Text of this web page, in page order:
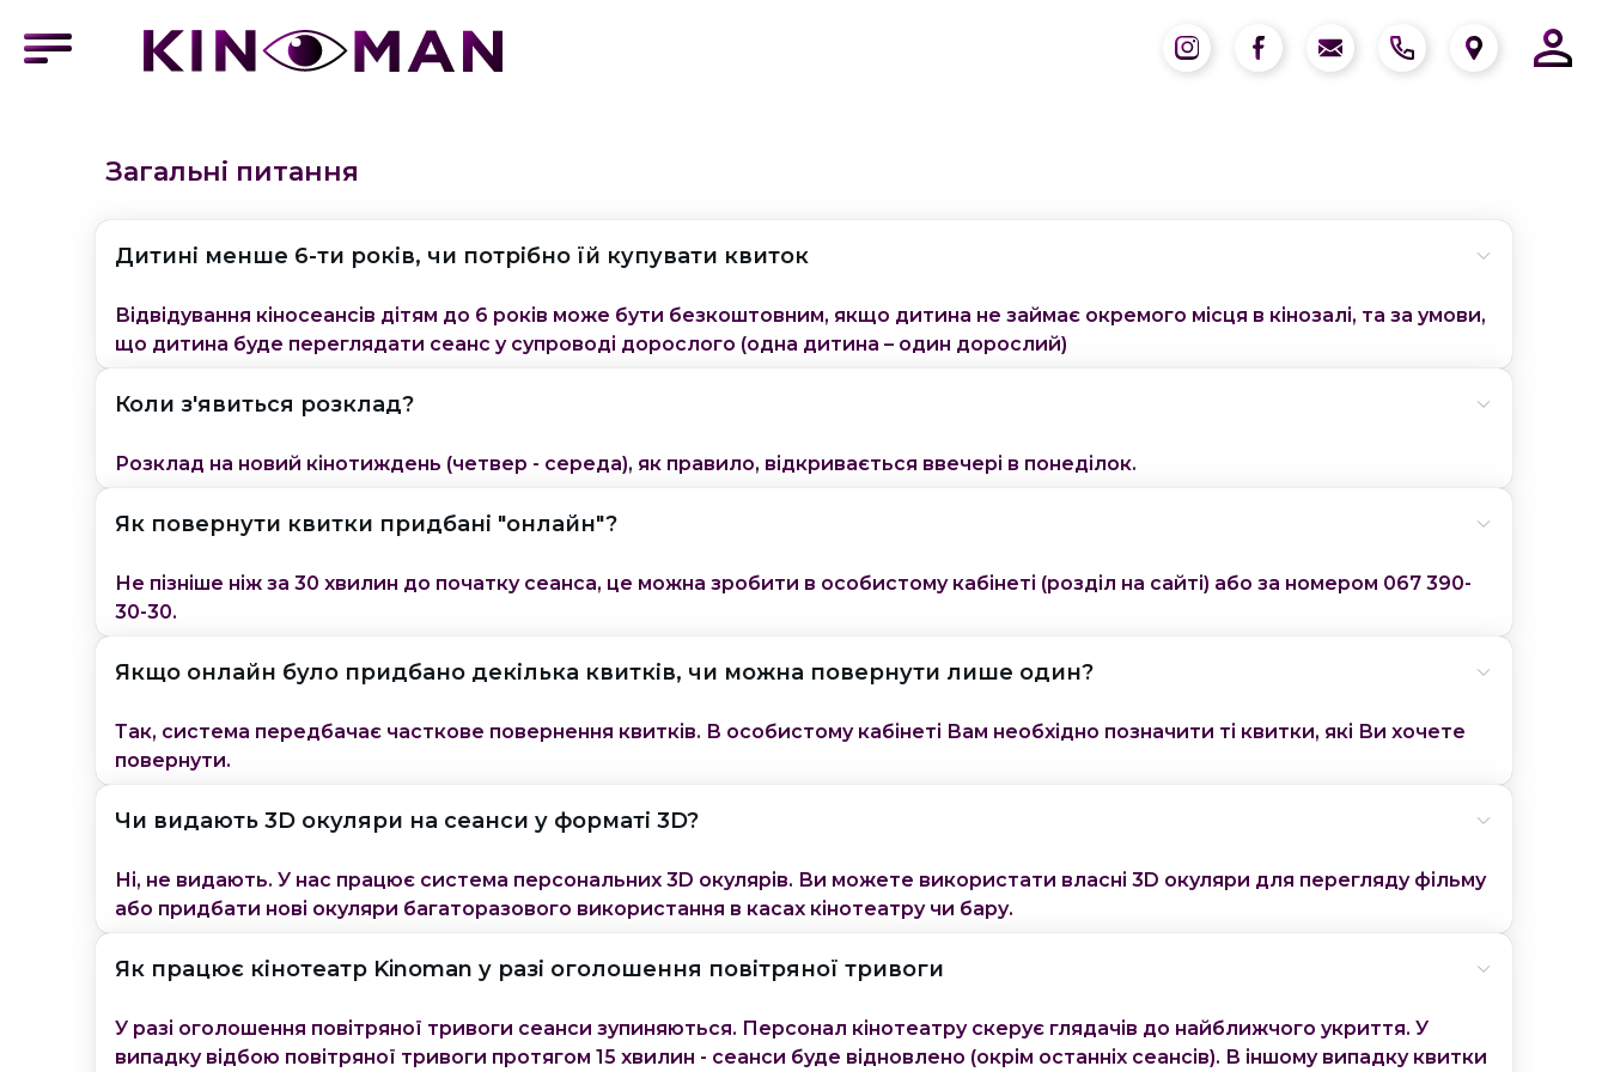
Загальні питання
Дитині менше 6-ти років, чи потрібно їй купувати квиток
Відвідування кіносеансів дітям до 6 років може бути безкоштовним, якщо дитина не займає окремого місця в кінозалі, та за умови,
що дитина буде переглядати сеанс у супроводі дорослого (одна дитина – один дорослий)
Коли з'явиться розклад?
Розклад на новий кінотиждень (четвер - середа), як правило, відкривається ввечері в понеділок.
Як повернути квитки придбані "онлайн"?
Не пізніше ніж за 30 хвилин до початку сеанса, це можна зробити в особистому кабінеті (розділ на сайті) або за номером 067 390-
30-30.
Якщо онлайн було придбано декілька квитків, чи можна повернути лише один?
Так, система передбачає часткове повернення квитків. В особистому кабінеті Вам необхідно позначити ті квитки, які Ви хочете
повернути.
Чи видають 3D окуляри на сеанси у форматі 3D?
Ні, не видають. У нас працює система персональних 3D окулярів. Ви можете використати власні 3D окуляри для перегляду фільму
або придбати нові окуляри багаторазового використання в касах кінотеатру чи бару.
Як працює кінотеатр Kinoman у разі оголошення повітряної тривоги
У разі оголошення повітряної тривоги сеанси зупиняються. Персонал кінотеатру скерує глядачів до найближчого укриття. У
випадку відбою повітряної тривоги протягом 15 хвилин - сеанси буде відновлено (окрім останніх сеансів). В іншому випадку квитки